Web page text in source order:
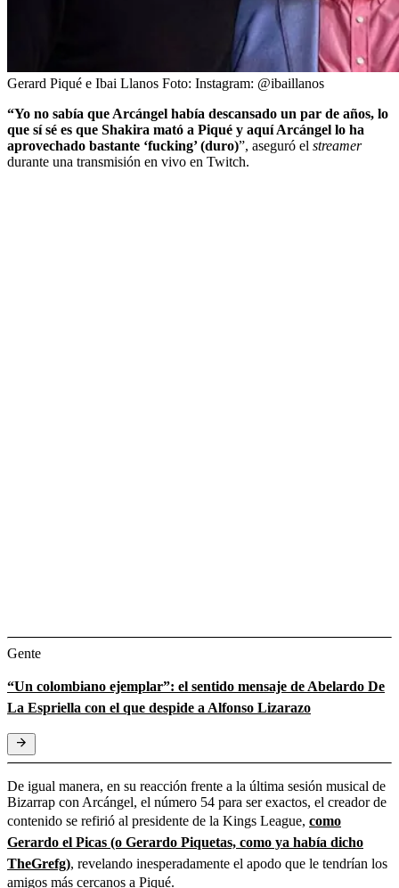
Gerard Piqué e Ibai Llanos Foto: Instagram: @ibaillanos
“Yo no sabía que Arcángel había descansado un par de años, lo
que sí sé es que Shakira mató a Piqué y aquí Arcángel lo ha
aprovechado bastante ‘fucking’(duro)”, aseguró el streamer
durante una transmisión en vivo en Twitch.
Gente
“Un colombiano ejemplar”: el sentido mensaje de Abelardo De
La Espriella con el que despide a Alfonso Lizarazo
De igual manera, en su reacción frente a la última sesión musical de
Bizarrap con Arcángel, el número 54 para ser exactos, el creador de
contenido se refirió al presidente de la Kings League, como
Gerardo el Picas (o Gerardo Piquetas, como ya había dicho
TheGrefg), revelando inesperadamente el apodo que le tendrían los
amigos más cercanos a Piqué.